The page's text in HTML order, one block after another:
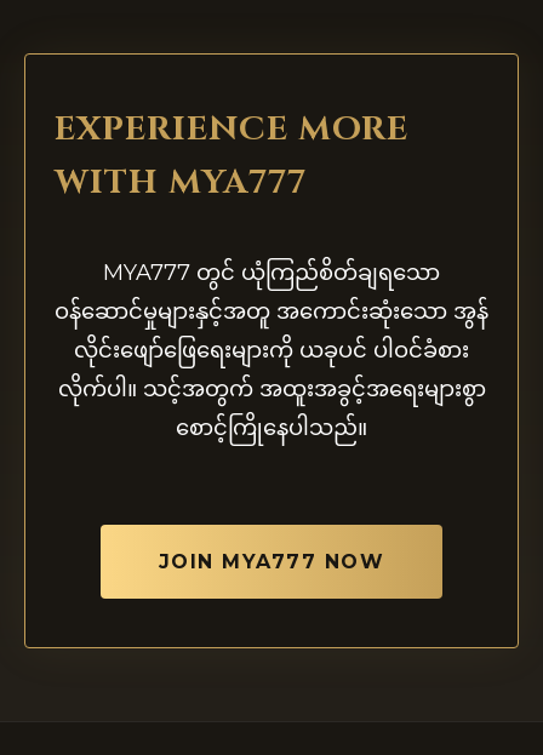
EXPERIENCE MORE
WITH MYA777
MYA777 တွင် ယုံကြည်စိတ်ချရသော
ဝန်ဆောင်မှုများနှင့်အတူ အကောင်းဆုံးသော အွန်
လိုင်းဖျော်ဖြေရေးများကို ယခုပင် ပါဝင်ခံစား
လိုက်ပါ။ သင့်အတွက် အထူးအခွင့်အရေးများစွာ
စောင့်ကြိုနေပါသည်။
JOIN MYA777 NOW